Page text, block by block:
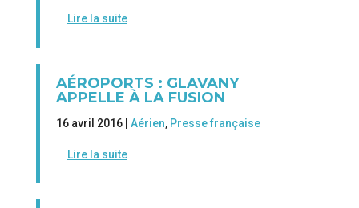
Lire la suite
AÉROPORTS : GLAVANY
APPELLE À LA FUSION
16 avril 2016 | Aérien, Presse française
Lire la suite